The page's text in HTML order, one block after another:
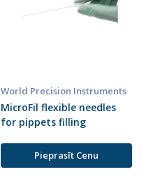
World Precision Instruments
MicroFil flexible needles
for pippets filling
Pieprasīt Cenu